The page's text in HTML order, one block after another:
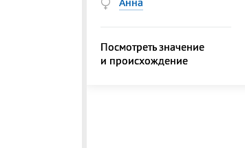
Посмотреть значение
и происхождение